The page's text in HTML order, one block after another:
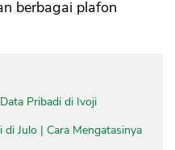
berbagai plafon
Pribadi di Ivoji
di Julo | Cara Mengatasinya